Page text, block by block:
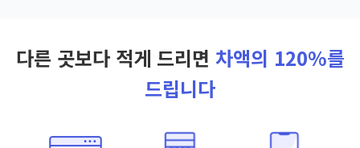
다른 곳보다 적게 드리면 차액의 120%를
드립니다